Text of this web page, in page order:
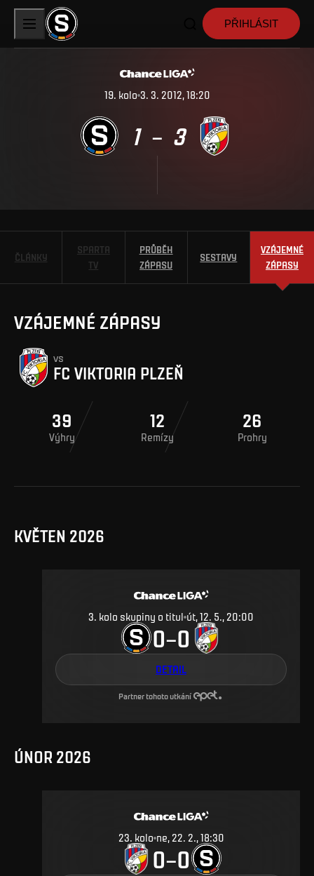
PŘIHLÁSIT
19. kolo 3. 3. 2012, 18:20
1 – 3
ČLÁNKY
SPARTA
TV
PRŮBĚH
ZÁPASU
SESTAVY
VZÁJEMNÉ
ZÁPASY
VZÁJEMNÉ ZÁPASY
vs
FC VIKTORIA PLZEŇ
39
Výhry
12
Remízy
26
Prohry
KVĚTEN 2026
3. kolo skupiny o titul út, 12. 5., 20:00
0–0
DETAIL
Partner tohoto utkání
ÚNOR 2026
23. kolo ne, 22. 2., 18:30
0–0